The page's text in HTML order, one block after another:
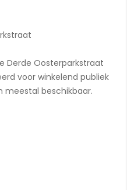
Derde Oosterparkstraat
voor winkelend publiek
meestal beschikbaar.